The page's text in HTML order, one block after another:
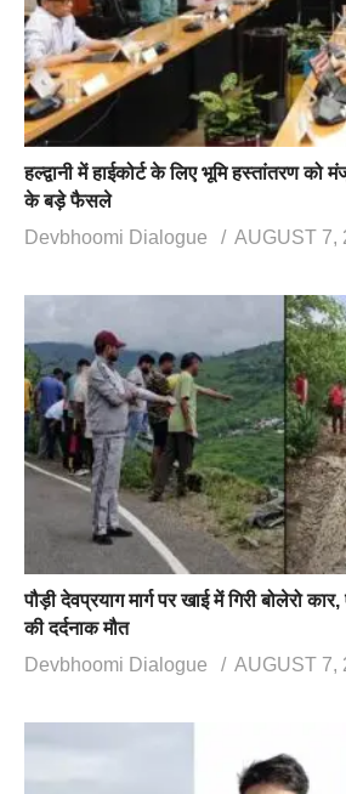
हल्द्वानी में हाईकोर्ट के लिए भूमि हस्तांतरण को
के बड़े फैसले
Devbhoomi Dialogue
AUGUST 7,
पौड़ी देवप्रयाग मार्ग पर खाई में गिरी बोलेरो
की दर्दनाक मौत
Devbhoomi Dialogue
AUGUST 7,